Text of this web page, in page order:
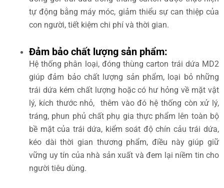
tự động bằng máy móc, giảm thiểu sự can thiệp của
con người, tiết kiệm chi phí và thời gian.
Đảm bảo chất lượng sản phẩm:
Hệ thống phân loại, đóng thùng carton trái dứa MD2
giúp đảm bảo chất lượng sản phẩm, loại bỏ những
trái dứa kém chất lượng hoặc có hư hỏng về mặt vật
lý, kích thước nhỏ, thêm vào đó hệ thống còn xử lý,
tráng, phun phủ chất phụ gia thực phẩm lên toàn bộ
bề mặt của trái dứa, kiểm soát độ chín cảu trái dứa,
kéo dài thời gian thương phẩm, điều này giúp giữ
vững uy tín của nhà sản xuất và đem lại niềm tin cho
người tiêu dùng.